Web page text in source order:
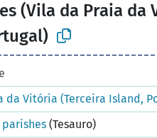
(Vila da Praia da
da Vitória (Terceira Island,
(Tesauro)